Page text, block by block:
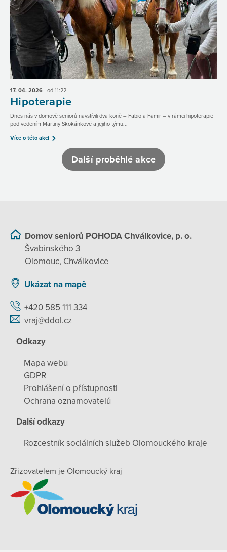
17. 04. 2026 od 11:22
Hipoterapie
Dnes nás v domově seniorů navštívili dva koně – Fabio a Famir – v rámci hipoterapie
pod vedením Martiny Skokánkové a jejího týmu...
Více o této akci
Další proběhlé akce
Domov seniorů POHODA Chválkovice, p. o.
Švabinského 3
Olomouc, Chválkovice
Ukázat na mapě
+420 585 111 334
vraj@ddol.cz
Odkazy
Mapa webu
GDPR
Prohlášení o přístupnosti
Ochrana oznamovatelů
Další odkazy
Rozcestník sociálních služeb Olomouckého kraje
Zřizovatelem je Olomoucký kraj